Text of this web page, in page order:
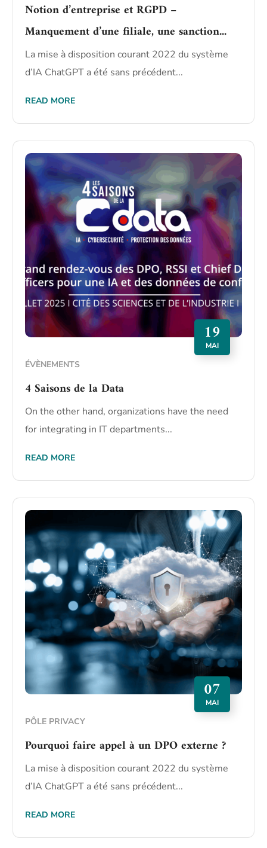
Notion d’entreprise et RGPD –
Manquement d’une filiale, une sanction...
La mise à disposition courant 2022 du système
d’IA ChatGPT a été sans précédent...
READ MORE
19
MAI
ÉVÈNEMENTS
4 Saisons de la Data
On the other hand, organizations have the need
for integrating in IT departments...
READ MORE
07
MAI
PÔLE PRIVACY
Pourquoi faire appel à un DPO externe ?
La mise à disposition courant 2022 du système
d’IA ChatGPT a été sans précédent...
READ MORE